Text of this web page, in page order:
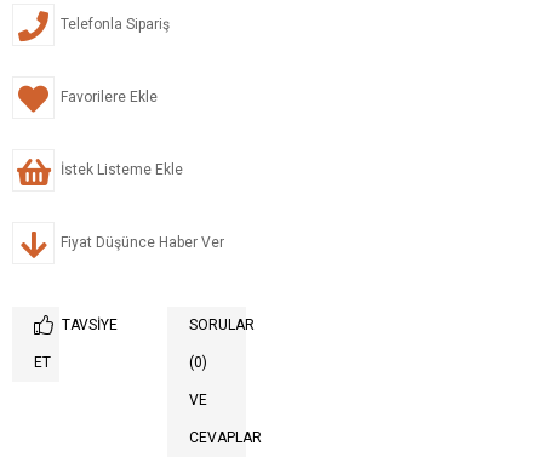
Telefonla Sipariş
Favorilere Ekle
İstek Listeme Ekle
Fiyat Düşünce Haber Ver
TAVSIYE
ET
SORULAR
(0)
VE
CEVAPLAR